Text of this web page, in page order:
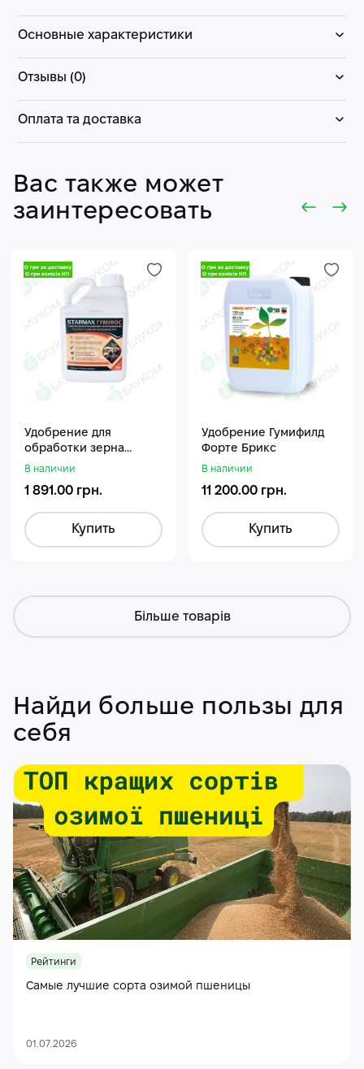
Основные характеристики
Отзывы (0)
Оплата та доставка
Вас также может
заинтересовать
Удобрение для
обработки зерна
Стармакс Гумифос
В наличии
1 891.00 грн.
Купить
Удобрение Гумифилд
Форте Брикс
В наличии
11 200.00 грн.
Купить
Більше товарів
Найди больше пользы для
себя
Рейтинги
Самые лучшие сорта озимой пшеницы
01.07.2026